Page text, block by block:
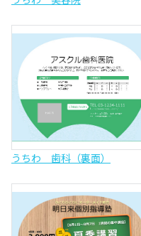
うちわ 歯科（裏面）